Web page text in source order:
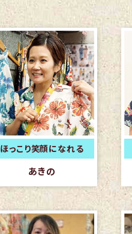
ほっこり笑顔になれる
あきの